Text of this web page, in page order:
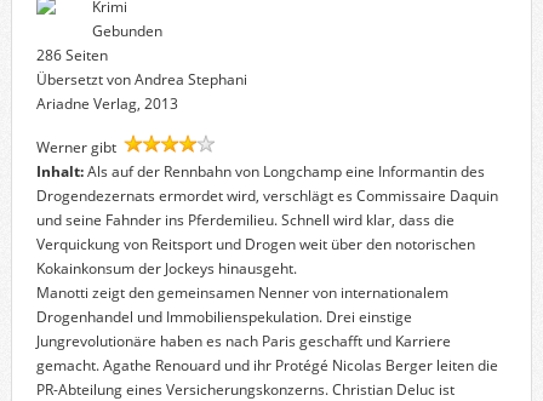
Krimi
Gebunden
286 Seiten
Übersetzt von Andrea Stephani
Ariadne Verlag, 2013
Werner gibt
Inhalt:Als auf der Rennbahn von Longchamp eine Informantin des
Drogendezernats ermordet wird, verschlägt es Commissaire Daquin
und seine Fahnder ins Pferdemilieu. Schnell wird klar, dass die
Verquickung von Reitsport und Drogen weit über den notorischen
Kokainkonsum der Jockeys hinausgeht.
Manotti zeigt den gemeinsamen Nenner von internationalem
Drogenhandel und Immobilienspekulation. Drei einstige
Jungrevolutionäre haben es nach Paris geschafft und Karriere
gemacht. Agathe Renouard und ihr Protégé Nicolas Berger leiten die
PR-Abteilung eines Versicherungskonzerns. Christian Deluc ist